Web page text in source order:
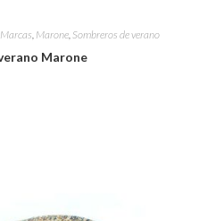
Marcas Marone Sombreros de verano
Marone